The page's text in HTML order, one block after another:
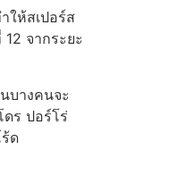
ให้สเปอร์ส
จากระยะ
บางคนจะ
ร ปอร์โร่
ด